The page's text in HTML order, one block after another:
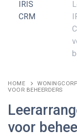
HOME
VOOR BEHEERDERS
voor